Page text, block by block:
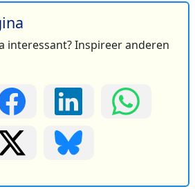
interessant? Inspireer anderen